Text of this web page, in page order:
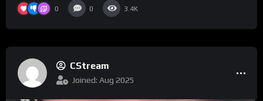
0 0 3.4K
CStream
Joined: Aug 2025